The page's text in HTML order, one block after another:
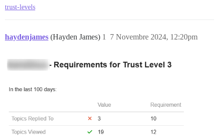
trust-levels
haydenjames (Hayden James) 7 Novembre 2024, 12:20pm
1